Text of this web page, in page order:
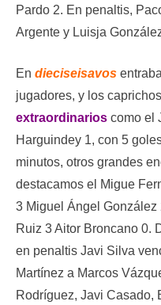
Pardo 2. En penaltis,
Argente y Luisja
En dieciseisavos
jugadores, y los
extraordinarios como el
Harguindey 1, con 5
minutos, otros grandes
destacamos el Migue
3 Miguel Ángel González
Ruiz 3 Aitor Broncano 0.
en penaltis Javi Silva
Martínez a Marcos
Rodríguez, Javi Casado,